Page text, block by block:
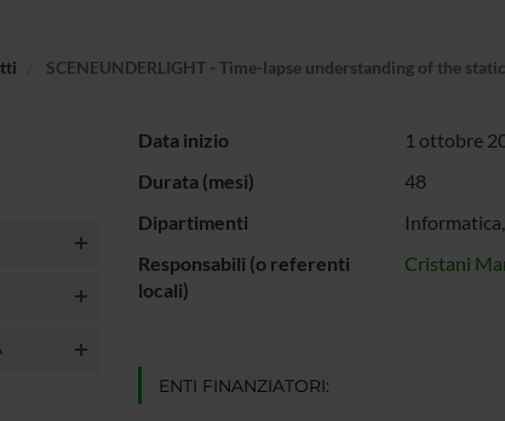
SCENEUNDERLIGHT - Time-lapse understanding of the
Data inizio
1 ottobre
Durata (mesi)
48
Dipartimenti
Informatica,
Responsabili (o referenti
locali)
Cristani
ENTI FINANZIATORI: